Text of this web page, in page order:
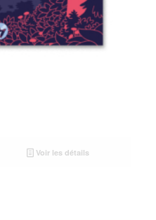
Voir les détails